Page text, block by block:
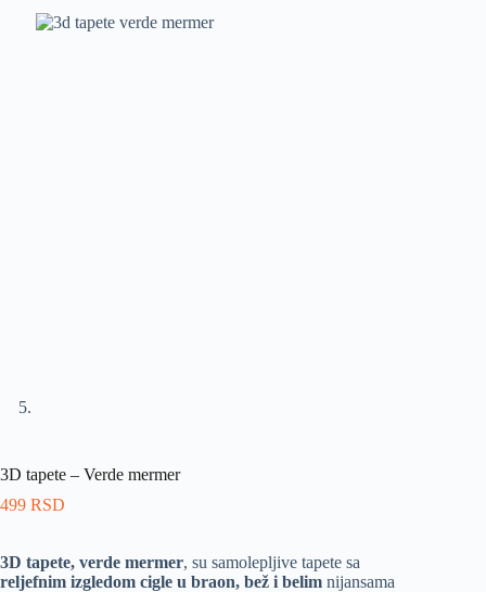
3D tapete – Verde mermer
499 RSD
3D tapete, verde mermer, su samolepljive tapete sa
reljefnim izgledom cigle u braon, bež i belim nijansama